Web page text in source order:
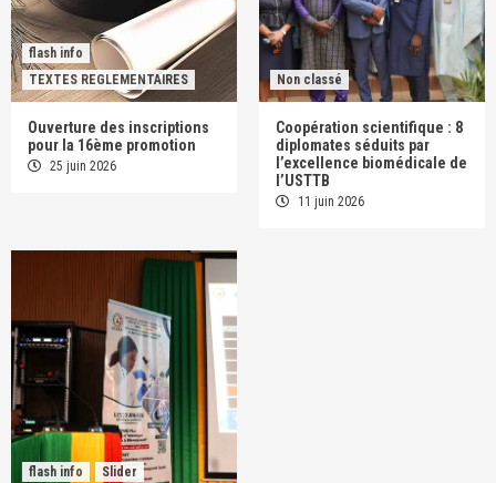
flash info
TEXTES REGLEMENTAIRES
Ouverture des inscriptions
pour la 16ème promotion
25 juin 2026
Non classé
Coopération scientifique : 8
diplomates séduits par
l’excellence biomédicale de
l’USTTB
11 juin 2026
flash info Slider